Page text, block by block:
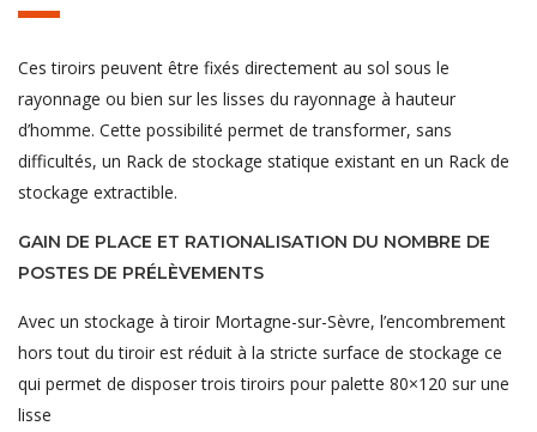
Ces tiroirs peuvent être fixés directement au sol sous le
rayonnage ou bien sur les lisses du rayonnage à hauteur
d’homme. Cette possibilité permet de transformer, sans
difficultés, un Rack de stockage statique existant en un Rack de
stockage extractible.
GAIN DE PLACE ET RATIONALISATION DU NOMBRE DE
POSTES DE PRÉLÈVEMENTS
Avec un stockage à tiroir Mortagne-sur-Sèvre, l’encombrement
hors tout du tiroir est réduit à la stricte surface de stockage ce
qui permet de disposer trois tiroirs pour palette 80×120 sur une
lisse